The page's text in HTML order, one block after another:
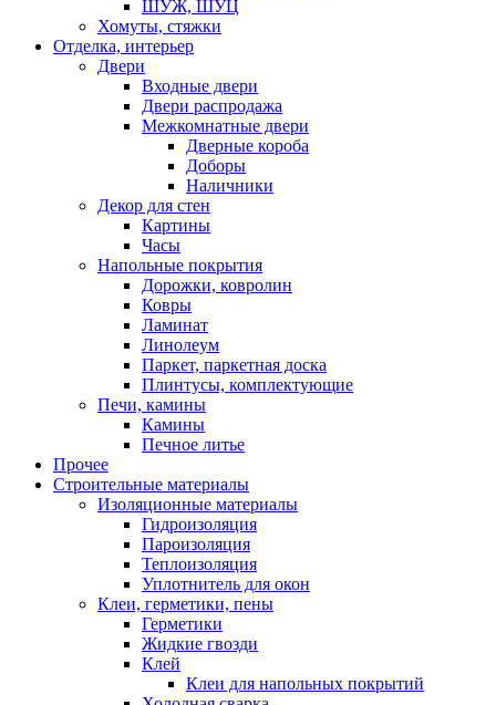
ШУЖ, ШУЦ
Хомуты, стяжки
Отделка, интерьер
Двери
Входные двери
Двери распродажа
Межкомнатные двери
Дверные короба
Доборы
Наличники
Декор для стен
Картины
Часы
Напольные покрытия
Дорожки, ковролин
Ковры
Ламинат
Линолеум
Паркет, паркетная доска
Плинтусы, комплектующие
Печи, камины
Камины
Печное литье
Прочее
Строительные материалы
Изоляционные материалы
Гидроизоляция
Пароизоляция
Теплоизоляция
Уплотнитель для окон
Клеи, герметики, пены
Герметики
Жидкие гвозди
Клей
Клеи для напольных покрытий